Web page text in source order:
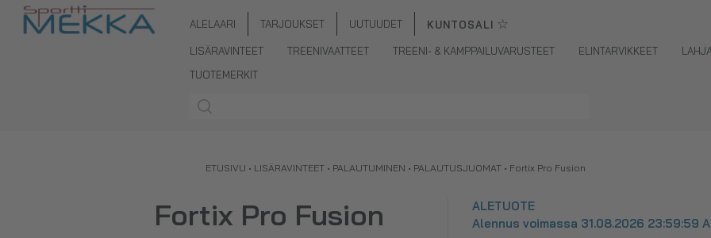
ALELAARI TARJOUKSET UUTUUDET KUNTOSALI ☆
LISÄRAVINTEET TREENIVAATTEET TREENI- & KAMPPAILUVARUSTEET ELINTARVIKKEET
TUOTEMERKIT
ETUSIVU • LISÄRAVINTEET • PALAUTUMINEN • PALAUTUSJUOMAT • Fortix Pro Fusion
Fortix Pro Fusion
ALETUOTE
Alennus voimassa 31.08.2026 23:59:59